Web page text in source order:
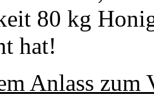
80 kg
hat!
Anlass